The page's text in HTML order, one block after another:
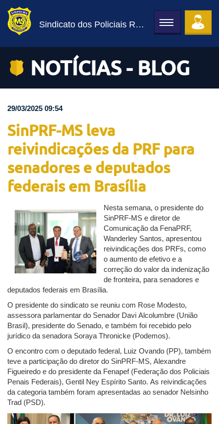
Sindicato dos Policiais Rodoviários Federais
Toggle
navigation
NOTÍCIAS - BLOG
29/03/2025 09:54
SinPRF-MS leva
reivindicações da PRF para
senadores e deputados
federais em Brasília
Nesta semana, o presidente do
SinPRF-MS e diretor de
Comunicação da FenaPRF,
Wanderley Santos, apresentou
reivindicações dos PRFs, como
o aumento de efetivo e a
correção do valor da indenização
de fronteira, para senadores e
deputados federais em Brasília.
O presidente do sindicato se reuniu com Rose Modesto,
assessora parlamentar do Senador Davi Alcolumbre (União
Brasil), presidente do Senado, e também foi recebido pelo
jurídico da senadora Soraya Thronicke (Podemos).
O encontro com o deputado federal, Luiz Ovando (PP), também
teve a participação do diretor do SinPRF-MS, Alexandre
Figueiredo e do presidente da Fenapef (Federação dos Policiais
Penais Federais), Gentil Ney Espírito Santo. As reivindicações
da categoria também foram apresentadas ao senador Nelsinho
Trad (PSD).